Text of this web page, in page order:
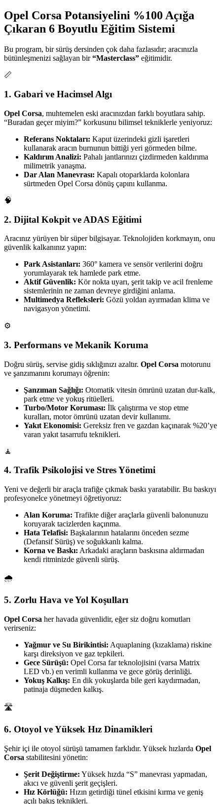
Opel Corsa Potansiyelini %100 Açığa
Çıkaran 6 Boyutlu Eğitim Sistemi
Bu program, bir sürüş dersinden çok daha fazlasıdır; aracınızla
bütünleşmenizi sağlayan bir“Masterclass” eğitimidir.
📏
1. Gabari ve Hacimsel Algı
Opel Corsa, muhtemelen eski aracınızdan farklı boyutlara sahip.
“Buradan geçer miyim?” korkusunu bilimsel tekniklerle yeniyoruz:
Referans Noktaları: Kaput üzerindeki gizli işaretleri
kullanarak aracın burnunun bittiği yeri görmeden bilme.
Kaldırım Analizi: Pahalı jantlarınızı çizdirmeden kaldırıma
milimetrik yanaşma.
Dar Alan Manevrası: Kapalı otoparklarda kolonlara
sürtmeden Opel Corsa dönüş çapını kullanma.
🧠
2. Dijital Kokpit ve ADAS Eğitimi
Aracınız yürüyen bir süper bilgisayar. Teknolojiden korkmayın, onu
güvenlik kalkanınız yapın:
Park Asistanları: 360° kamera ve sensör verilerini doğru
yorumlayarak tek hamlede park etme.
Aktif Güvenlik: Kör nokta uyarı, şerit takip ve acil frenleme
sistemlerinin ne zaman devreye girdiğini anlama.
Multimedya Refleksleri: Gözü yoldan ayırmadan klima ve
navigasyon yönetimi.
⚙️
3. Performans ve Mekanik Koruma
Doğru sürüş, servise gidiş sıklığınızı azaltır. Opel Corsa motorunu
ve şanzımanını korumayı öğrenin:
Şanzıman Sağlığı: Otomatik vitesin ömrünü uzatan dur-kalk,
park etme ve yokuş ritüelleri.
Turbo/Motor Koruması: İlk çalıştırma ve stop etme
kuralları, motor ömrünü uzatan devir kullanımı.
Yakıt Ekonomisi: Gereksiz fren ve gazdan kaçınarak %20’ye
varan yakıt tasarrufu teknikleri.
🧘
4. Trafik Psikolojisi ve Stres Yönetimi
Yeni ve değerli bir araçla trafiğe çıkmak baskı yaratabilir. Bu baskıyı
profesyonelce yönetmeyi öğretiyoruz:
Alan Koruma: Trafikte diğer araçlarla güvenli balonunuzu
koruyarak tacizlerden kaçınma.
Hata Telafisi: Başkalarının hatalarını önceden sezme
(Defansif Sürüş) ve soğukkanlı kalma.
Korna ve Baskı: Arkadaki araçların baskısına aldırmadan
kendi ritminizde güvenli sürüş.
🌧️
5. Zorlu Hava ve Yol Koşulları
Opel Corsa her havada güvenlidir, eğer siz doğru komutları
verirseniz:
Yağmur ve Su Birikintisi: Aquaplaning (kızaklama) riskine
karşı direksiyon ve gaz tepkileri.
Gece Sürüşü: Opel Corsa far teknolojisini (varsa Matrix
LED vb.) en verimli kullanma ve gece görüş derinliği.
Yokuş Kalkış: En dik yokuşlarda bile geri kaydırmadan,
patinaja düşmeden kalkış.
🛣️
6. Otoyol ve Yüksek Hız Dinamikleri
Şehir içi ile otoyol sürüşü tamamen farklıdır. Yüksek hızlarda Opel
Corsa stabilitesini yönetin:
Şerit Değiştirme: Yüksek hızda “S” manevrası yapmadan,
akıcı ve güvenli şerit geçişleri.
Hız Körlüğü: Hızın getirdiği tünel etkisini kırma ve geniş
açılı bakış teknikleri.